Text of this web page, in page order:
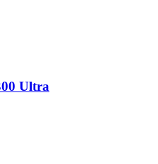
Ultra